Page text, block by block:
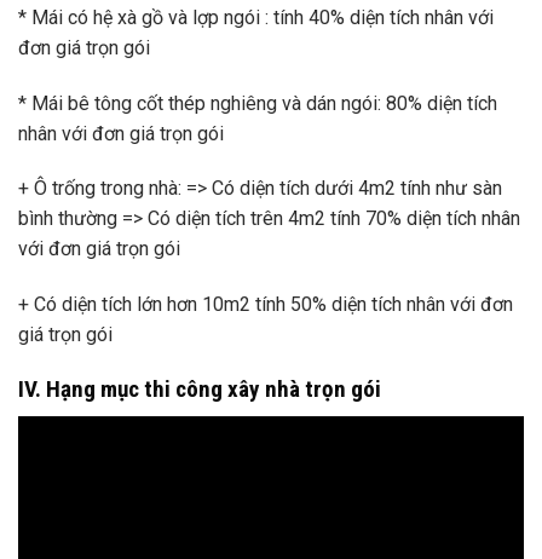
* Mái có hệ xà gồ và lợp ngói : tính 40% diện tích nhân với
đơn giá trọn gói
* Mái bê tông cốt thép nghiêng và dán ngói: 80% diện tích
nhân với đơn giá trọn gói
+ Ô trống trong nhà: => Có diện tích dưới 4m2 tính như sàn
bình thường => Có diện tích trên 4m2 tính 70% diện tích nhân
với đơn giá trọn gói
+ Có diện tích lớn hơn 10m2 tính 50% diện tích nhân với đơn
giá trọn gói
IV. Hạng mục thi công xây nhà trọn gói